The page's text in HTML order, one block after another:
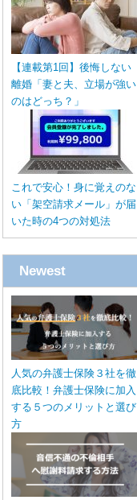
【連載第1回】後悔しない
離婚「妻と夫、立場が強い
のはどっち？」
これで安心！身に覚えのな
い「架空請求メール」が届
いた時の4つの対処法
Newest
人気の弁護士保険３社を徹
底比較！弁護士保険に加入
する５つのメリットと選び
方